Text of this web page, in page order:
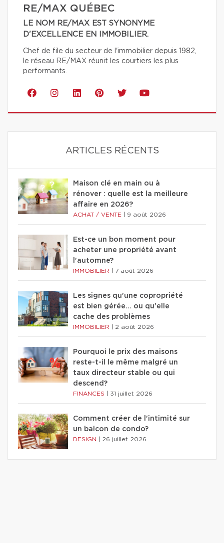
RE/MAX QUÉBEC
LE NOM RE/MAX EST SYNONYME
D'EXCELLENCE EN IMMOBILIER.
Chef de file du secteur de l'immobilier depuis 1982,
le réseau RE/MAX réunit les courtiers les plus
performants.
ARTICLES RÉCENTS
Maison clé en main ou à
rénover : quelle est la meilleure
affaire en 2026?
ACHAT / VENTE 9 août 2026
Est-ce un bon moment pour
acheter une propriété avant
l'automne?
IMMOBILIER 7 août 2026
Les signes qu'une copropriété
est bien gérée… ou qu'elle
cache des problèmes
IMMOBILIER 2 août 2026
Pourquoi le prix des maisons
reste-t-il le même malgré un
taux directeur stable ou qui
descend?
FINANCES 31 juillet 2026
Comment créer de l'intimité sur
un balcon de condo?
DESIGN 26 juillet 2026